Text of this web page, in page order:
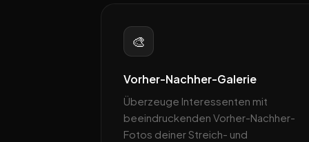
🎨
Vorher-Nachher-Galerie
Überzeuge Interessenten mit
beeindruckenden Vorher-Nachher-
Fotos deiner Streich- und